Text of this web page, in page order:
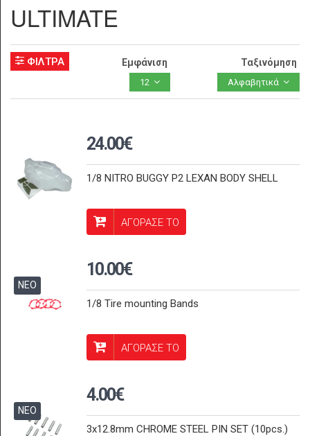
ULTIMATE
ΦΙΛΤΡΑ Εμφάνιση
12
Ταξινόμηση
Αλφαβητικά
24.00€
1/8 NITRO BUGGY P2 LEXAN BODY SHELL
ΑΓΟΡΑΣΕ ΤΟ
ΝΕΟ
10.00€
1/8 Tire mounting Bands
ΑΓΟΡΑΣΕ ΤΟ
ΝΕΟ
4.00€
3x12.8mm CHROME STEEL PIN SET (10pcs.)